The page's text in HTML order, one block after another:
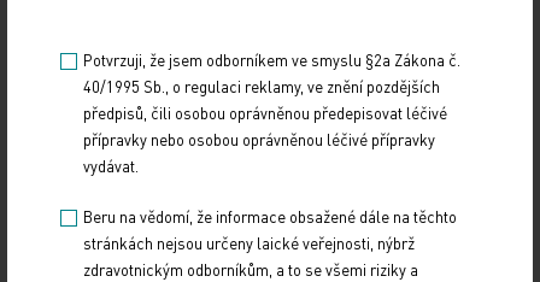
Bolestí to nekončí
Chronická bolest není jediným problémem,
pacienti trpí poruchami spánku, slabostí, únavou.
Zásadním problémem je také zápach z rány, ten
vede k omezení sociálních kontaktů až k sociální
izolaci. Tímto problémem trpí až polovina
Potvrzuji, že jsem odborníkem ve smyslu §2a Zákona č.
40/1995 Sb., o regulaci reklamy, ve znění pozdějších
předpisů, čili osobou oprávněnou předepisovat léčivé
přípravky nebo osobou oprávněnou léčivé přípravky
vydávat.
Beru na vědomí, že informace obsažené dále na těchto
stránkách nejsou určeny laické veřejnosti, nýbrž
zdravotnickým odborníkům, a to se všemi riziky a